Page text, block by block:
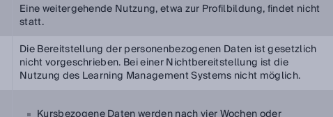
Eine weitergehende Nutzung, etwa zur Profilbildung, findet nicht
statt.
Die Bereitstellung der personenbezogenen Daten ist gesetzlich
nicht vorgeschrieben. Bei einer Nichtbereitstellung ist die
Nutzung des Learning Management Systems nicht möglich.